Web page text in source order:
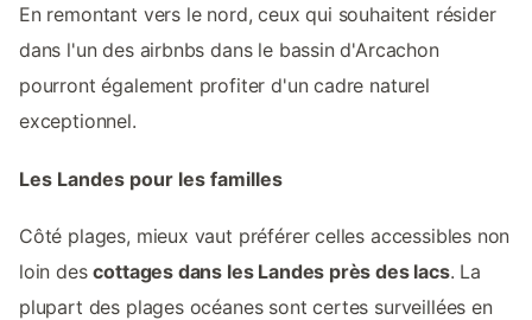
En remontant vers le nord, ceux qui souhaitent résider
dans l'un des airbnbs dans le bassin d'Arcachon
pourront également profiter d'un cadre naturel
exceptionnel.
Les Landes pour les familles
Côté plages, mieux vaut préférer celles accessibles non
loin descottages dans les Landes près des lacs. La
plupart des plages océanes sont certes surveillées en